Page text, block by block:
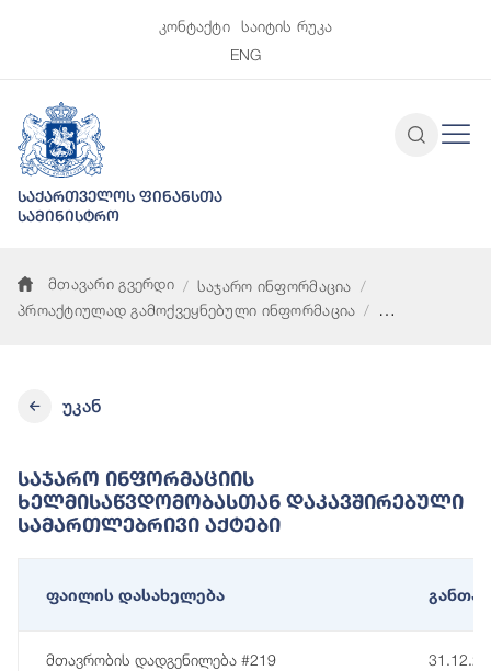
კონტაქტი
საიტის რუკა
ENG
საქართველოს ფინანსთა
სამინისტრო
მთავარი გვერდი
საჯარო ინფორმაცია
პროაქტიულად გამოქვეყნებული ინფორმაცია
უკან
Საჯარო Ინფორმაციის
Ხელმისაწვდომობასთან Დაკავშირებული
Სამართლებრივი Აქტები
ფაილის დასახელება
მთავრობის დადგენილება #219